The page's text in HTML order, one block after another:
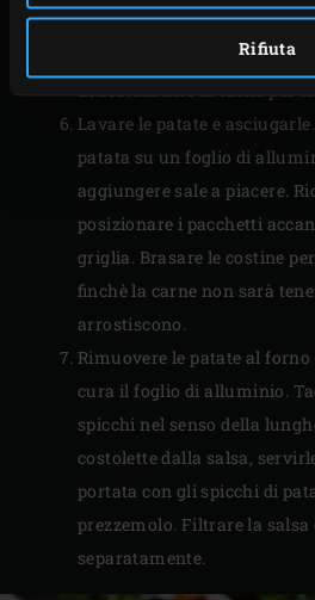
Rifiuta
Mettere le costine nella
temperatura del kamado a
Lavare le patate e
patata su un foglio di
aggiungere sale a piacere.
posizionare i pacchetti
griglia. Brasare le costine
finchè la carne non sarà
arrostiscono.
Rimuovere le patate al forno
cura il foglio di alluminio.
spicchi nel senso della
costolette dalla salsa,
portata con gli spicchi di
prezzemolo. Filtrare la salsa
separatamente.